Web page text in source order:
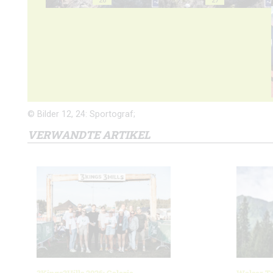
© Bilder 12, 24: Sportograf;
VERWANDTE ARTIKEL